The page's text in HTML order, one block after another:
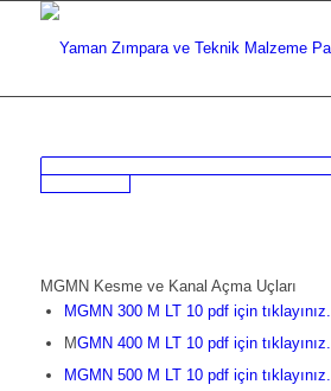
MGMN Kesme ve Kanal Açma Uçları
MGMN 300 M LT 10 pdf için tıklayınız.
MGMN 400 M LT 10 pdf için tıklayınız.
MGMN 500 M LT 10 pdf için tıklayınız.